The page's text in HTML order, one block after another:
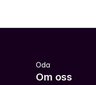
Oda
Om oss